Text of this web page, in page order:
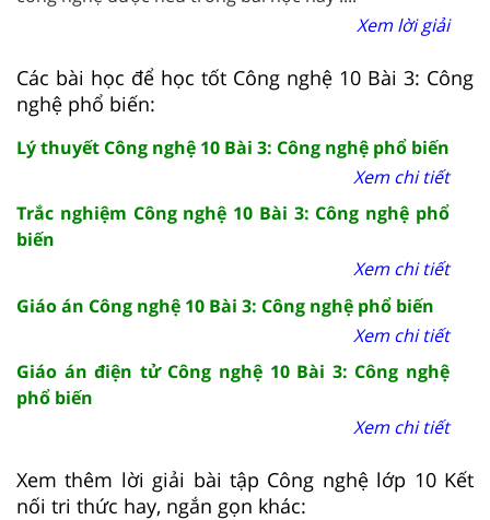
Xem lời giải
Các bài học để học tốt Công nghệ 10 Bài 3: Công
nghệ phổ biến:
Lý thuyết Công nghệ 10 Bài 3: Công nghệ phổ biến
Xem chi tiết
Trắc nghiệm Công nghệ 10 Bài 3: Công nghệ phổ
biến
Xem chi tiết
Giáo án Công nghệ 10 Bài 3: Công nghệ phổ biến
Xem chi tiết
Giáo án điện tử Công nghệ 10 Bài 3: Công nghệ
phổ biến
Xem chi tiết
Xem thêm lời giải bài tập Công nghệ lớp 10 Kết
nối tri thức hay, ngắn gọn khác: